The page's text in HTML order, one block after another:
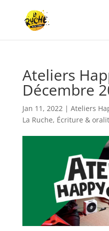
Ateliers
Décembre
Jan 11, 2022| Ateliers
La Ruche, Écriture &